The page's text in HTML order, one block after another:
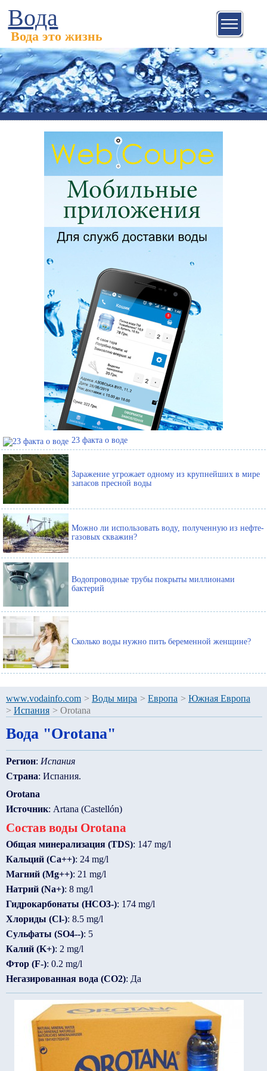
Вода
Вода это жизнь
23 факта о воде
Заражение угрожает одному из крупнейших в мире
запасов пресной воды
Можно ли использовать воду, полученную из нефте-
газовых скважин?
Водопроводные трубы покрыты миллионами
бактерий
Сколько воды нужно пить беременной женщине?
www.vodainfo.com > Воды мира > Европа > Южная Европа
> Испания > Orotana
Вода "Orotana"
Регион: Испания
Страна: Испания.
Orotana
Источник: Artana (Castellón)
Состав воды Orotana
Общая минерализация (TDS): 147 mg/l
Кальций (Ca++): 24 mg/l
Магний (Mg++): 21 mg/l
Натрий (Na+): 8 mg/l
Гидрокарбонаты (HCO3-): 174 mg/l
Хлориды (Cl-): 8.5 mg/l
Сульфаты (SO4--): 5
Калий (K+): 2 mg/l
Фтор (F-): 0.2 mg/l
Негазированная вода (CO2): Да